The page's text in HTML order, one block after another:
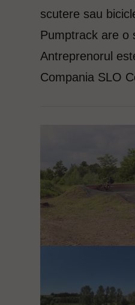
scutere sau
Pumptrack are o
Antreprenorul
Compania SLO